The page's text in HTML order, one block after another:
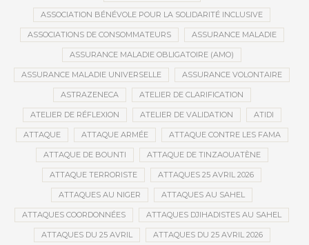
ASSOCIATION BÉNÉVOLE POUR LA SOLIDARITÉ INCLUSIVE
ASSOCIATIONS DE CONSOMMATEURS ASSURANCE MALADIE
ASSURANCE MALADIE OBLIGATOIRE (AMO)
ASSURANCE MALADIE UNIVERSELLE ASSURANCE VOLONTAIRE
ASTRAZENECA ATELIER DE CLARIFICATION
ATELIER DE RÉFLEXION ATELIER DE VALIDATION ATIDI
ATTAQUE ATTAQUE ARMÉE ATTAQUE CONTRE LES FAMA
ATTAQUE DE BOUNTI ATTAQUE DE TINZAOUATÈNE
ATTAQUE TERRORISTE ATTAQUES 25 AVRIL 2026
ATTAQUES AU NIGER ATTAQUES AU SAHEL
ATTAQUES COORDONNÉES ATTAQUES DJIHADISTES AU SAHEL
ATTAQUES DU 25 AVRIL ATTAQUES DU 25 AVRIL 2026